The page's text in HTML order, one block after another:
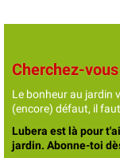
Cherchez-
Le bonheur au jardin
(encore) défaut, il
Lubera est là pour
jardin. Abonne-toi